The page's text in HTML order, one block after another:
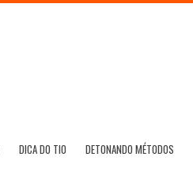
DICA DO TIO DETONANDO MÉTODOS